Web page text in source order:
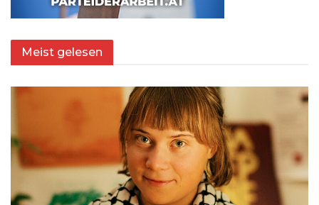
Meist gelesen